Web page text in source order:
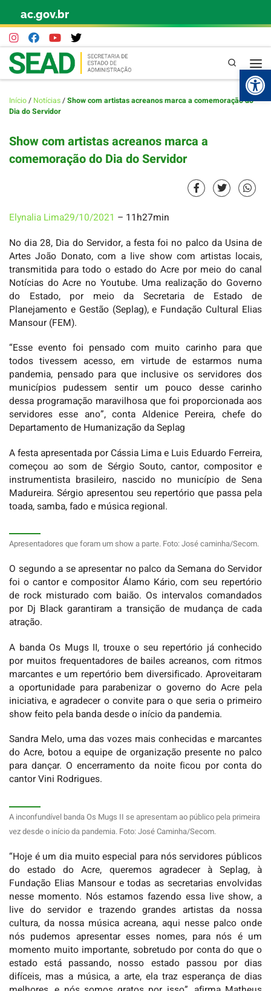
Skip to content
ac.gov.br
Pesquisa
Início/ Notícias/Show com artistas acreanos marca a comemoração do
Dia do Servidor
Show com artistas acreanos marca a
comemoração do Dia do Servidor
Elynalia Lima29/10/2021 – 11h27min
No dia 28, Dia do Servidor, a festa foi no palco da Usina de
Artes João Donato, com a live show com artistas locais,
transmitida para todo o estado do Acre por meio do canal
Notícias do Acre no Youtube. Uma realização do Governo
do Estado, por meio da Secretaria de Estado de
Planejamento e Gestão (Seplag), e Fundação Cultural Elias
Mansour (FEM).
“Esse evento foi pensado com muito carinho para que
todos tivessem acesso, em virtude de estarmos numa
pandemia, pensado para que inclusive os servidores dos
municípios pudessem sentir um pouco desse carinho
dessa programação maravilhosa que foi proporcionada aos
servidores esse ano”, conta Aldenice Pereira, chefe do
Departamento de Humanização da Seplag
A festa apresentada por Cássia Lima e Luis Eduardo Ferreira,
começou ao som de Sérgio Souto, cantor, compositor e
instrumentista brasileiro, nascido no município de Sena
Madureira. Sérgio apresentou seu repertório que passa pela
toada, samba, fado e música regional.
Apresentadores que foram um show a parte. Foto: José caminha/Secom.
O segundo a se apresentar no palco da Semana do Servidor
foi o cantor e compositor Álamo Kário, com seu repertório
de rock misturado com baião. Os intervalos comandados
por Dj Black garantiram a transição de mudança de cada
atração.
A banda Os Mugs II, trouxe o seu repertório já conhecido
por muitos frequentadores de bailes acreanos, com ritmos
marcantes e um repertório bem diversificado. Aproveitaram
a oportunidade para parabenizar o governo do Acre pela
iniciativa, e agradecer o convite para o que seria o primeiro
show feito pela banda desde o início da pandemia.
Sandra Melo, uma das vozes mais conhecidas e marcantes
do Acre, botou a equipe de organização presente no palco
para dançar. O encerramento da noite ficou por conta do
cantor Vini Rodrigues.
A inconfundível banda Os Mugs II se apresentam ao público pela primeira
vez desde o início da pandemia. Foto: José Caminha/Secom.
“Hoje é um dia muito especial para nós servidores públicos
do estado do Acre, queremos agradecer à Seplag, à
Fundação Elias Mansour e todas as secretarias envolvidas
nesse momento. Nós estamos fazendo essa live show, a
live do servidor e trazendo grandes artistas da nossa
cultura, da nossa música acreana, aqui nesse palco onde
nós pudemos apresentar esses nomes, para nós é um
momento muito importante, sobretudo por conta do que o
estado está passando, nosso estado passou por dias
difíceis, mas a música, a arte, ela traz esperança de dias